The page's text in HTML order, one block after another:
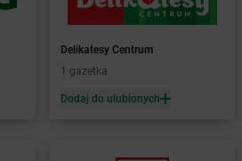
Delikatesy Centrum
1 gazetka
Dodaj do ulubionych